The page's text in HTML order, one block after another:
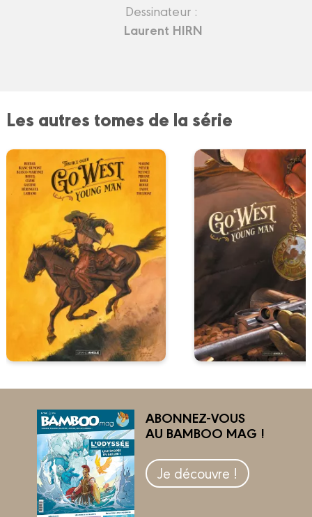
Dessinateur :
Laurent HIRN
Les autres tomes de la série
ABONNEZ-VOUS
AU BAMBOO MAG !
Je découvre !